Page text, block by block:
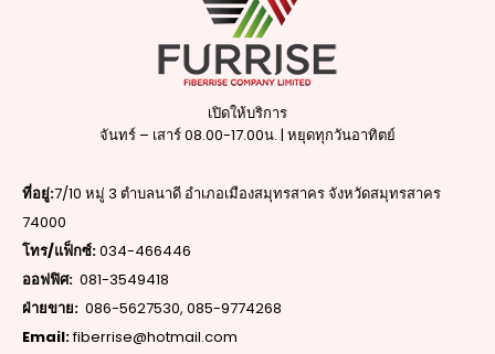
เปิดให้บริการ
จันทร์ – เสาร์ 08.00-17.00น. | หยุดทุกวันอาทิตย์
ที่อยู่:7/10 หมู่ 3 ตำบลนาดี อำเภอเมืองสมุทรสาคร จังหวัดสมุทรสาคร
74000
โทร/แฟ็กซ์:034-466446
ออฟฟิศ: 081-3549418
ฝ่ายขาย: 086-5627530, 085-9774268
Email:fiberrise@hotmail.com